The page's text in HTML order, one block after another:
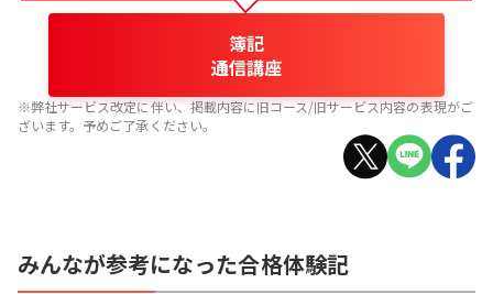
簿記
通信講座
※弊社サービス改定に伴い、掲載内容に旧コース/旧サービス内容の表現がご
ざいます。予めご了承ください。
みんなが参考になった合格体験記